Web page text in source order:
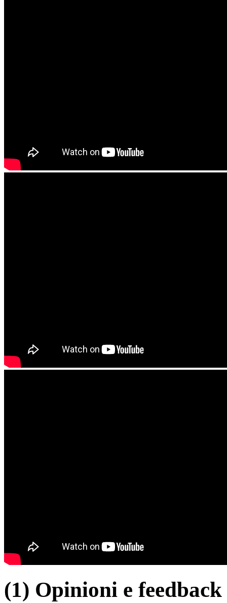
(1) Opinioni e